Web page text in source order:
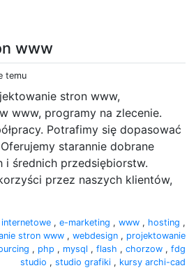
www
temu
stron www,
www, programy na zlecenie.
Potrafimy się dopasować
starannie dobrane
i średnich przedsiębiorstw.
przez naszych klientów,
, e-marketing , www , hosting ,
stron www , webdesign , projektowanie
, php , mysql , flash , chorzow , fdg
studio , studio grafiki , kursy archi-cad